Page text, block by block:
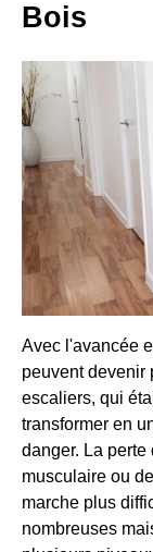
Bois
Avec l'avancée
peuvent devenir
escaliers, qui
transformer en
danger. La
musculaire ou
marche plus
nombreuses